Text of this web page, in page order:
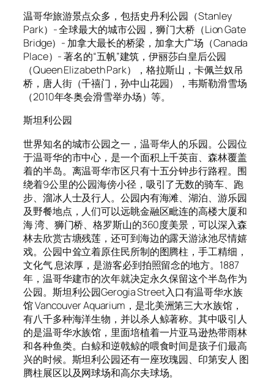
温哥华旅游景点众多，包括史丹利公园（Stanley
Park）- 全球最大的城市公园，狮门大桥（Lion Gate
Bridge）- 加拿大最长的桥梁，加拿大广场（Canada
Place）- 著名的“五帆”建筑，伊丽莎白皇后公园
（Queen Elizabeth Park），格拉斯山，卡佩兰奴吊
桥，唐人街（千禧门，孙中山花园），韦斯勒滑雪场
（2010年冬奥会滑雪举办场）等。
斯坦利公园
世界知名的城市公园之一，温哥华人的乐园。公园位
于温哥华的市中心，是一个面积上千英亩、森林覆盖
着的半岛。离温哥华市区只有十五分钟步行路程。围
绕着9公里的公园海傍小径，吸引了无数的骑车、跑
步、溜冰人士及行人。公园内有海滩、湖泊、游乐园
及野餐地点，人们可以远眺金融区毗连的高楼大厦和
海 湾、狮门桥、格罗斯山的360度美景，可以深入森
林去欣赏古塘残莲，还可到海边的露天游泳池尽情嬉
戏。公园中耸立着原住民所制的图腾柱，手工精细，
文化气 息浓厚，是游客必到拍照留念的地方。1887
年，温哥华建市的次年就决定永久保留这个半岛作为
公园。斯坦利公园Gerogia Street入口有温哥华水族
馆 Vancouver Aquarium，是北美洲第三大水族馆，
有八千多种海洋生物，并以杀人鲸著称。其中吸引人
的是温哥华水族馆，里面培植着一片亚马逊热带雨林
和各种鱼类。白鲸和逆戟鲸的喂食时间是孩子们最高
兴的时候。斯坦利公园还有一座玫瑰园、印第安人 图
腾柱展区以及网球场和高尔夫球场。